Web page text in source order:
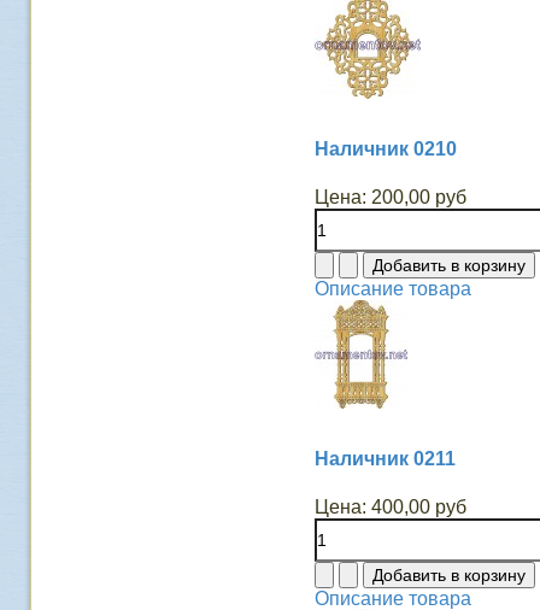
Наличник 0210
Цена: 200,00 руб
Описание товара
Наличник 0211
Цена: 400,00 руб
Описание товара